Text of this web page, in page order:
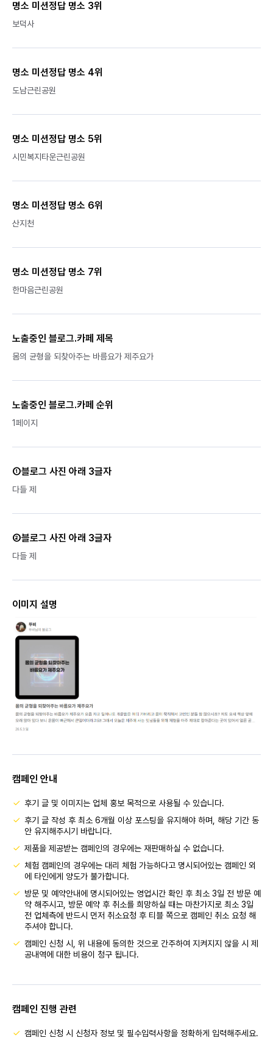
명소 미션정답 명소 3위
보덕사
명소 미션정답 명소 4위
도남근린공원
명소 미션정답 명소 5위
시민복지타운근린공원
명소 미션정답 명소 6위
산지천
명소 미션정답 명소 7위
한마음근린공원
노출중인 블로그.카페 제목
몸의 균형을 되찾아주는 바름요가 제주요가
노출중인 블로그.카페 순위
1페이지
①블로그 사진 아래 3글자
다들 제
②블로그 사진 아래 3글자
다들 제
이미지 설명
캠페인 안내
후기 글 및 이미지는 업체 홍보 목적으로 사용될 수 있습니다.
후기 글 작성 후 최소 6개월 이상 포스팅을 유지해야 하며, 해당 기간 동
안 유지해주시기 바랍니다.
제품을 제공받는 캠페인의 경우에는 재판매하실 수 없습니다.
체험 캠페인의 경우에는 대리 체험 가능하다고 명시되어있는 캠페인 외
에 타인에게 양도가 불가합니다.
방문 및 예약안내에 명시되어있는 영업시간 확인 후 최소 3일 전 방문 예
약 해주시고, 방문 예약 후 취소를 희망하실 때는 마찬가지로 최소 3일
전 업체측에 반드시 먼저 취소요청 후 티블 쪽으로 캠페인 취소 요청 해
주셔야 합니다.
캠페인 신청 시, 위 내용에 동의한 것으로 간주하여 지켜지지 않을 시 제
공내역에 대한 비용이 청구 됩니다.
캠페인 진행 관련
캠페인 신청 시 신청자 정보 및 필수입력사항을 정확하게 입력해주세요.